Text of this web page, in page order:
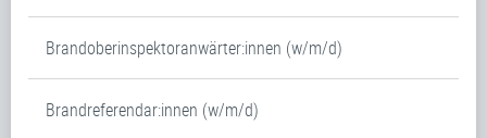
Brandoberinspektoranwärter:innen (w/m/d)
Brandreferendar:innen (w/m/d)